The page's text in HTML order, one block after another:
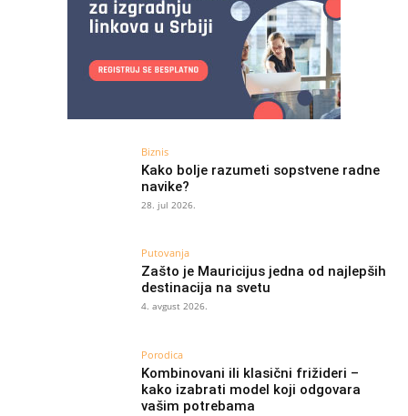
Biznis
Kako bolje razumeti sopstvene radne
navike?
28. jul 2026.
Putovanja
Zašto je Mauricijus jedna od najlepših
destinacija na svetu
4. avgust 2026.
Porodica
Kombinovani ili klasični frižideri –
kako izabrati model koji odgovara
vašim potrebama